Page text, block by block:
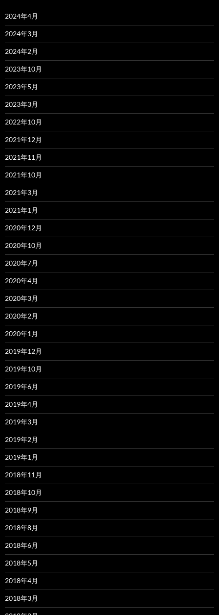
2024年4月
2024年3月
2024年2月
2023年10月
2023年5月
2023年3月
2022年10月
2021年12月
2021年11月
2021年10月
2021年3月
2021年1月
2020年12月
2020年10月
2020年7月
2020年4月
2020年3月
2020年2月
2020年1月
2019年12月
2019年10月
2019年6月
2019年4月
2019年3月
2019年2月
2019年1月
2018年11月
2018年10月
2018年9月
2018年8月
2018年6月
2018年5月
2018年4月
2018年3月